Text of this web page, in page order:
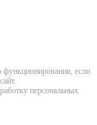
функционирования, если
персональных